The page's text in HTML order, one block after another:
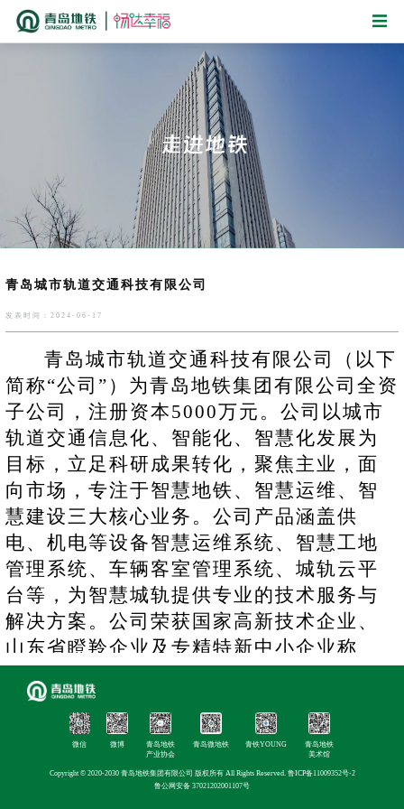
青岛城市轨道交通科技有限公司
发表时间：2024-06-17
青岛城市轨道交通科技有限公司（以下
简称“公司”）为青岛地铁集团有限公司全资
子公司，注册资本5000万元。公司以城市
轨道交通信息化、智能化、智慧化发展为
目标，立足科研成果转化，聚焦主业，面
向市场，专注于智慧地铁、智慧运维、智
慧建设三大核心业务。公司产品涵盖供
电、机电等设备智慧运维系统、智慧工地
管理系统、车辆客室管理系统、城轨云平
台等，为智慧城轨提供专业的技术服务与
解决方案。公司荣获国家高新技术企业、
山东省瞪羚企业及专精特新中小企业称
等体系认证，公司自主研发的智慧工地一
体化平台、供电智慧运维等系统处于国内
同行业领先水平。
经营范围：轨道交通设备及零部件的技
微信 微博
青岛地铁
产业协会
青岛微地铁 青铁YOUNG
青岛地铁
美术馆
Copyright © 2020-2030 青岛地铁集团有限公司 版权所有 All Rights Reserved. 鲁ICP备11009352号-2
鲁公网安备 37021202001107号